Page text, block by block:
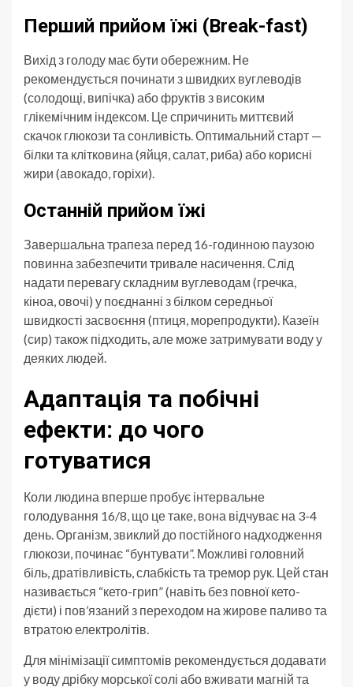
Перший прийом їжі (Break-fast)
Вихід з голоду має бути обережним. Не
рекомендується починати з швидких вуглеводів
(солодощі, випічка) або фруктів з високим
глікемічним індексом. Це спричинить миттєвий
скачок глюкози та сонливість. Оптимальний старт —
білки та клітковина (яйця, салат, риба) або корисні
жири (авокадо, горіхи).
Останній прийом їжі
Завершальна трапеза перед 16-годинною паузою
повинна забезпечити тривале насичення. Слід
надати перевагу складним вуглеводам (гречка,
кіноа, овочі) у поєднанні з білком середньої
швидкості засвоєння (птиця, морепродукти). Казеїн
(сир) також підходить, але може затримувати воду у
деяких людей.
Адаптація та побічні
ефекти: до чого
готуватися
Коли людина вперше пробує інтервальне
голодування 16/8, що це таке, вона відчуває на 3-4
день. Організм, звиклий до постійного надходження
глюкози, починає “бунтувати”. Можливі головний
біль, дратівливість, слабкість та тремор рук. Цей стан
називається “кето-грип” (навіть без повної кето-
дієти) і пов’язаний з переходом на жирове паливо та
втратою електролітів.
Для мінімізації симптомів рекомендується додавати
у воду дрібку морської солі або вживати магній та